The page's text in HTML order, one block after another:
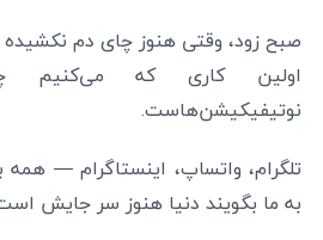
صبح زود، وقتی هنوز چای دم
اولین کاری که می‌کنیم
نوتیفیکیشن‌هاست.
تلگرام، واتساپ، اینستاگرام —
به ما بگویند دنیا هنوز سر جایش